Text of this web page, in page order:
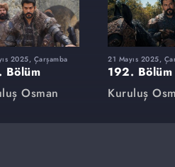
2025, Çarşamba
Bölüm
Osman
21 Mayıs 2025,
192. Bölüm
Kuruluş